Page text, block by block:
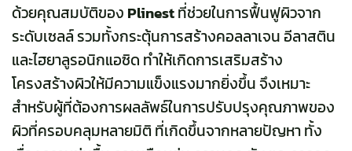
ด้วยคุณสมบัติของ Plinestที่ช่วยในการฟื้นฟูผิวจาก
ระดับเซลล์ รวมทั้งกระตุ้นการสร้างคอลลาเจน อีลาสติน
และไฮยาลูรอนิกแอซิด ทำให้เกิดการเสริมสร้าง
โครงสร้างผิวให้มีความแข็งแรงมากยิ่งขึ้น จึงเหมาะ
สำหรับผู้ที่ต้องการผลลัพธ์ในการปรับปรุงคุณภาพของ
ผิวที่ครอบคลุมหลายมิติ ที่เกิดขึ้นจากหลายปัญหา ทั้ง